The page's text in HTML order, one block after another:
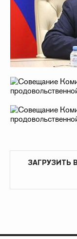
ЗАГРУЗИТЬ